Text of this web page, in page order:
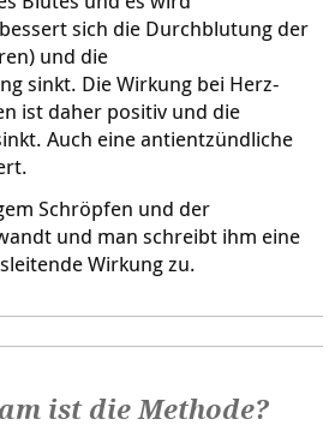
sich die Durchblutung der
und die
sinkt. Die Wirkung bei Herz-
ist daher positiv und die
Auch eine antientzündliche
Schröpfen und der
und man schreibt ihm eine
Wirkung zu.
ist die Methode?